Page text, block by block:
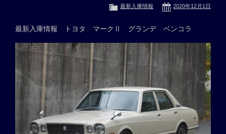
2020年12月1日
最新入庫情報
最新入庫情報 トヨタ マークⅡ グランデ ベンコラ